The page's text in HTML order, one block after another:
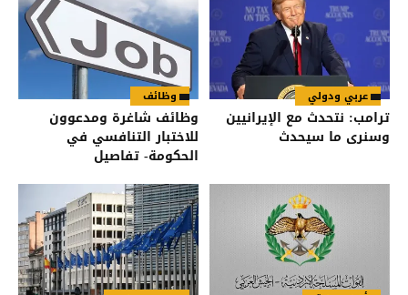
عربي ودولي
ترامب: نتحدث مع الإيرانيين
وسنرى ما سيحدث
وظائف
وظائف شاغرة ومدعوون
للاختبار التنافسي في
الحكومة- تفاصيل